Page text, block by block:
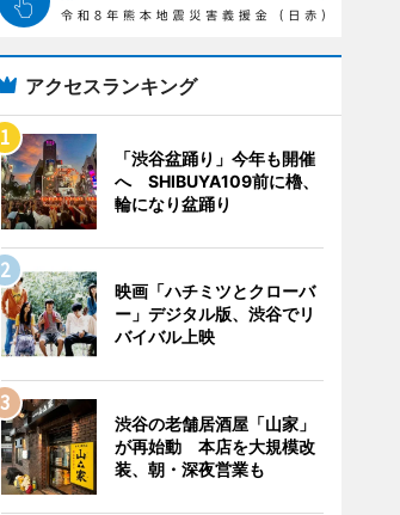
アクセスランキング
「渋谷盆踊り」今年も開催
へ SHIBUYA109前に櫓、
輪になり盆踊り
映画「ハチミツとクローバ
ー」デジタル版、渋谷でリ
バイバル上映
渋谷の老舗居酒屋「山家」
が再始動 本店を大規模改
装、朝・深夜営業も